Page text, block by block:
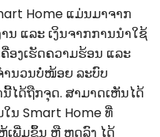
Home ແມ່ນມາຈາກ
ນ ແລະ ເງິນຈາກການນໍາໃຊ້
ຄື່ອງເຮັດຄວາມຮ້ອນ ແລະ
ຳນວນບໍ່ໜ້ອຍ ລະບົບ
ໄດ້ຖືກຈຸດ. ສາມາດເຫັນໄດ້
ນ Smart Home ທີ່
ພີ່ມຂຶ້ນ ຫຼື ຫຼຸດລົງ ໄດ້